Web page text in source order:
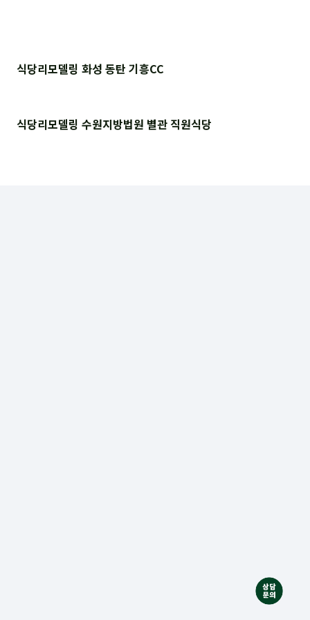
식당리모델링 화성 동탄 기흥CC
식당리모델링 수원지방법원 별관 직원식당